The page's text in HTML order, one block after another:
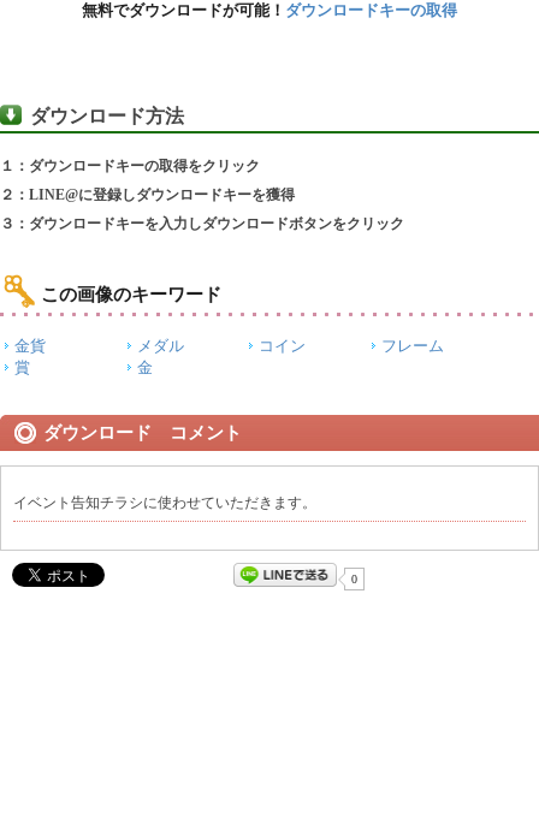
無料でダウンロードが可能！ ダウンロードキーの取得
ダウンロード方法
１：ダウンロードキーの取得をクリック
２：LINE@に登録しダウンロードキーを獲得
３：ダウンロードキーを入力しダウンロードボタンをクリック
この画像のキーワード
金貨 メダル コイン
フレーム
賞
金
ダウンロード コメント
イベント告知チラシに使わせていただきます。
0